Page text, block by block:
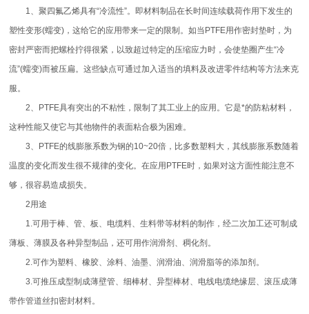
1、聚四氟乙烯具有“冷流性”。即材料制品在长时间连续载荷作用下发生的
塑性变形(蠕变)，这给它的应用带来一定的限制。如当PTFE用作密封垫时，为
密封严密而把螺栓拧得很紧，以致超过特定的压缩应力时，会使垫圈产生“冷
流”(蠕变)而被压扁。这些缺点可通过加入适当的填料及改进零件结构等方法来克
服。
2、PTFE具有突出的不粘性，限制了其工业上的应用。它是*的防粘材料，
这种性能又使它与其他物件的表面粘合极为困难。
3、PTFE的线膨胀系数为钢的10~20倍，比多数塑料大，其线膨胀系数随着
温度的变化而发生很不规律的变化。在应用PTFE时，如果对这方面性能注意不
够，很容易造成损失。
2用途
1.可用于棒、管、板、电缆料、生料带等材料的制作，经二次加工还可制成
薄板、薄膜及各种异型制品，还可用作润滑剂、稠化剂。
2.可作为塑料、橡胶、涂料、油墨、润滑油、润滑脂等的添加剂。
3.可推压成型制成薄壁管、细棒材、异型棒材、电线电缆绝缘层、滚压成薄
带作管道丝扣密封材料。